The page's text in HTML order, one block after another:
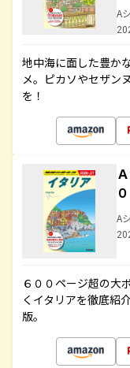
A
地中海に面した豊か
メ。ピカソやセザン
を！
A
６００ページ超の大
くイタリアを徹底紹
版。